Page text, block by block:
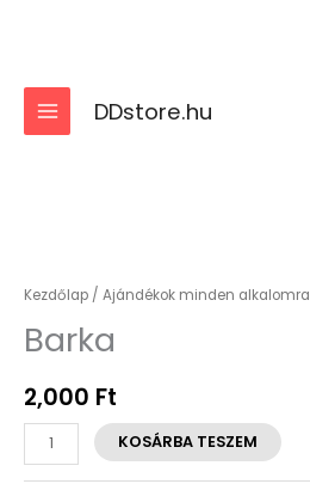
DDstore.hu
Kezdőlap/ Ajándékok minden alkalomra
Barka
2,000 Ft
KOSÁRBA TESZEM